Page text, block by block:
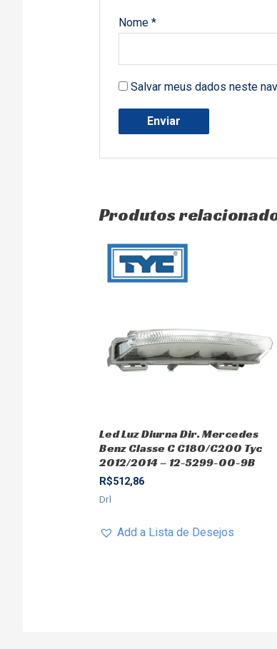
Nome*
Salvar meus dados neste
Produtos
Led Luz Diurna Dir. Mercedes
Benz Classe C C180/C200 Tyc
2012/2014 – 12-5299-00-9B
R$512,86
Drl
Add a Lista de Desejos